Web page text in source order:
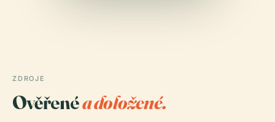
ZDROJE
Ověřenéa doložené.